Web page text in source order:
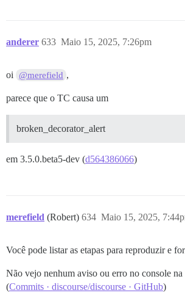
anderer Maio 15, 2025, 7:26pm
633
oi @merefield ,
parece que o TC causa um
broken_decorator_alert
em 3.5.0.beta5-dev (d564386066)
merefield (Robert) Maio 15, 2025,
634
Você pode listar as etapas para reproduzir e
Não vejo nenhum aviso ou erro no console na
(Commits · discourse/discourse · GitHub)